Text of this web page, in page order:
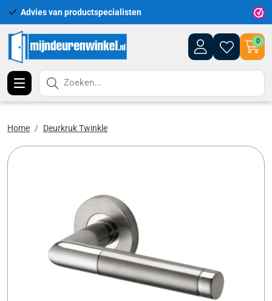
Advies van productspecialisten
0
Zoeken...
Home Deurkruk Twinkle